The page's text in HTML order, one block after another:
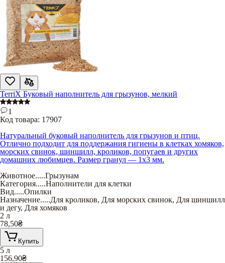
TerriX Буковый наполнитель для грызунов, мелкий
1
Код товара: 17907
Натуральный буковый наполнитель для грызунов и птиц.
Отлично подходит для поддержания гигиены в клетках хомяков,
морских свинок, шиншилл, кроликов, попугаев и других
домашних любимцев. Размер гранул — 1х3 мм.
Животное.....Грызунам
Категория.....Наполнители для клетки
Вид.....Опилки
Назначение.....Для кроликов, Для морских свинок, Для шиншилл
и дегу, Для хомяков
2 л
78,50₴
Купить
5 л
156,90₴